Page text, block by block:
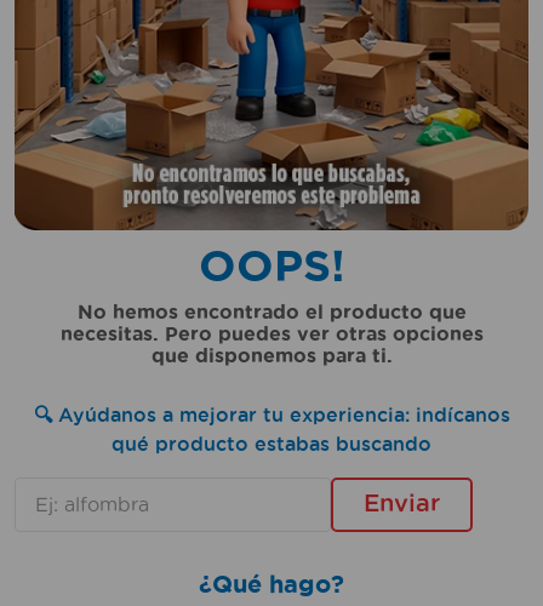
OOPS!
No hemos encontrado el producto que
necesitas. Pero puedes ver otras opciones
que disponemos para ti.
🔍 Ayúdanos a mejorar tu experiencia: indícanos
qué producto estabas buscando
Enviar
¿Qué hago?
sillas